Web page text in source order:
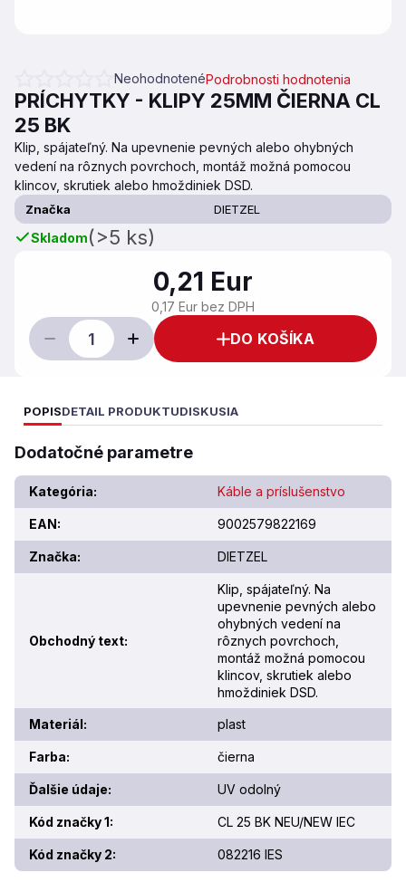
Priemerné hodnotenie produktu je 0,0 z 5 hviezdičiek.
NeohodnotenéPodrobnosti hodnotenia
PRÍCHYTKY - KLIPY 25MM ČIERNA CL
25 BK
Klip, spájateľný. Na upevnenie pevných alebo ohybných
vedení na rôznych povrchoch, montáž možná pomocou
klincov, skrutiek alebo hmoždiniek DSD.
Značka DIETZEL
Skladom(>5 ks)
0,21 Eur
0,17 Eur bez DPH
DO KOŠÍKA
POPISDETAIL PRODUKTUDISKUSIA
Dodatočné parametre
Kategória: Káble a príslušenstvo
EAN: 9002579822169
Značka: DIETZEL
Obchodný text:
Klip, spájateľný. Na
upevnenie pevných alebo
ohybných vedení na
rôznych povrchoch,
montáž možná pomocou
klincov, skrutiek alebo
hmoždiniek DSD.
Materiál: plast
Farba: čierna
Ďalšie údaje: UV odolný
Kód značky 1: CL 25 BK NEU/NEW IEC
Kód značky 2: 082216 IES